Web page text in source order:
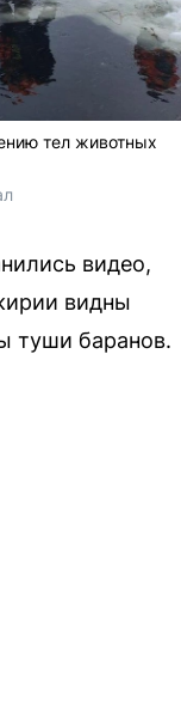
тел животных
видео,
видны
туши баранов.